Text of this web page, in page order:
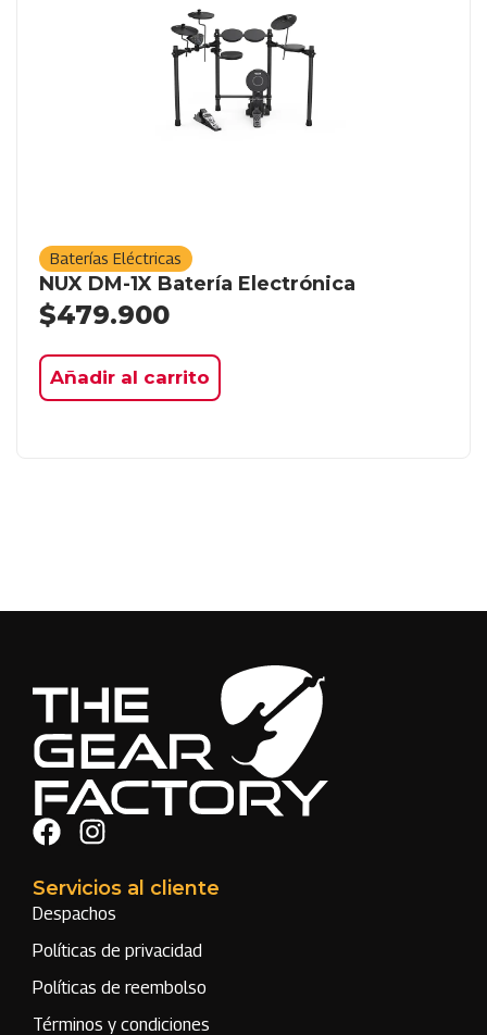
Baterías Eléctricas
NUX DM-1X Batería Electrónica
$479.900
Añadir al carrito
Servicios al cliente
Despachos
Políticas de privacidad
Políticas de reembolso
Términos y condiciones